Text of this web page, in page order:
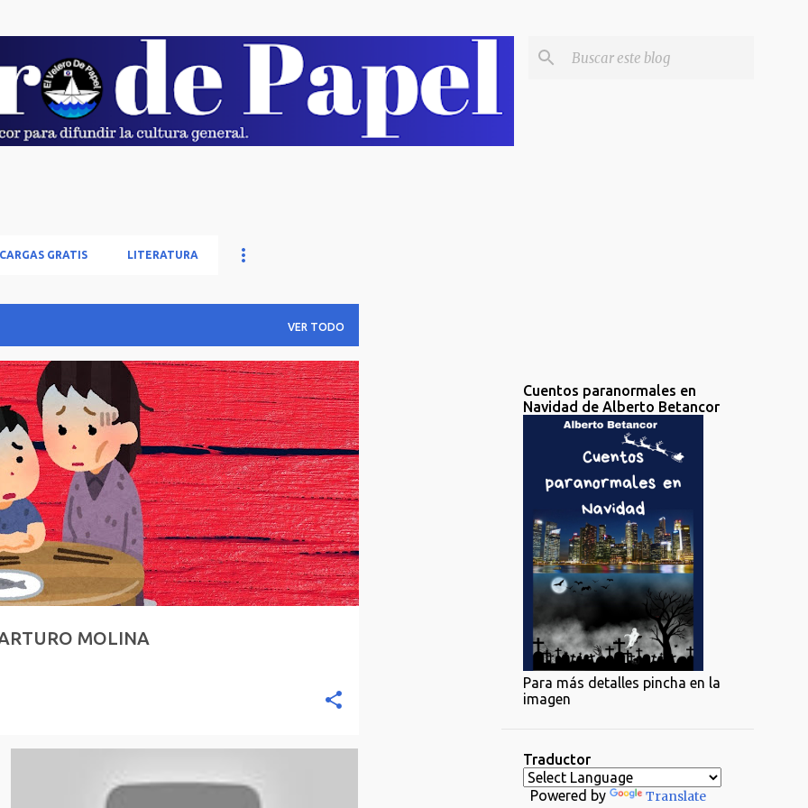
GRATIS LITERATURA
VER TODO
MOLINA
Y POBREZA
Cuentos paranormales en
Navidad de Alberto Betancor
Para más detalles pincha en la
imagen
Traductor
Powered by Translate